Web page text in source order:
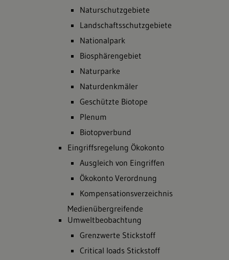
Naturschutzgebiete
Landschaftsschutzgebiete
Nationalpark
Biosphärengebiet
Naturparke
Naturdenkmäler
Geschützte Biotope
Plenum
Biotopverbund
Eingriffsregelung Ökokonto
Ausgleich von Eingriffen
Ökokonto Verordnung
Kompensationsverzeichnis
Medienübergreifende
Umweltbeobachtung
Grenzwerte Stickstoff
Critical loads Stickstoff